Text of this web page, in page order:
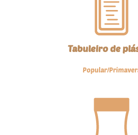
Tabuleiro de
Popular/